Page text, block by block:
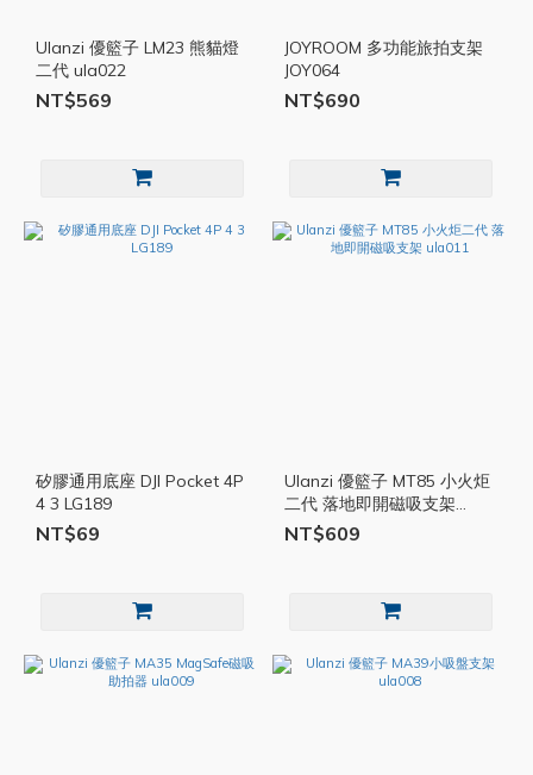
Ulanzi 優籃子 LM23 熊貓燈
二代 ula022
NT$569
JOYROOM 多功能旅拍支架
JOY064
NT$690
矽膠通用底座 DJI Pocket 4P
4 3 LG189
NT$69
Ulanzi 優籃子 MT85 小火炬
二代 落地即開磁吸支架
ula011
NT$609